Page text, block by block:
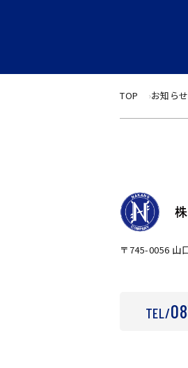
TOP お知ら
〒745-0056 山
TEL/